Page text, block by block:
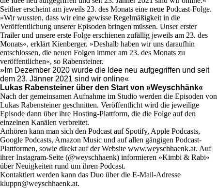
Seither erscheint am jeweils 23. des Monats eine neue Podcast-Folge.
»Wir wussten, dass wir eine gewisse Regelmäßigkeit in die
Veröffentlichung unserer Episoden bringen müssen. Unser erster
Trailer und unsere erste Folge erschienen zufällig jeweils am 23. des
Monats«, erklärt Kienberger. »Deshalb haben wir uns daraufhin
entschlossen, die neuen Folgen immer am 23. des Monats zu
veröffentlichen«, so Rabensteiner.
»Im Dezember 2020 wurde die Idee neu aufgegriffen und seit
dem 23. Jänner 2021 sind wir online«
Lukas Rabensteiner über den Start von »Weyschhänk«
Nach der gemeinsamen Aufnahme im Studio werden die Episoden von
Lukas Rabensteiner geschnitten. Veröffentlicht wird die jeweilige
Episode dann über ihre Hosting-Plattform, die die Folge auf den
einzelnen Kanälen verbreitet.
Anhören kann man sich den Podcast auf Spotify, Apple Podcasts,
Google Podcasts, Amazon Music und auf allen gängigen Podcast-
Plattformen, sowie direkt auf der Website www.weyschhaenk.at. Auf
ihrer Instagram-Seite (@weyschhaenk) informieren »Kimbi & Rabi«
über Neuigkeiten rund um ihren Podcast.
Kontaktiert werden kann das Duo über die E-Mail-Adresse
kluppn@weyschhaenk.at.